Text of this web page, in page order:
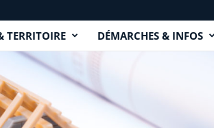
TERRITOIRE DÉMARCHES & INFOS